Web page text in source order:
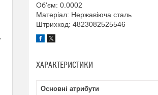
Об'єм: 0.0002
Матеріал: Нержавіюча сталь
Штрихкод: 4823082525546
ХАРАКТЕРИСТИКИ
Основні атрибути